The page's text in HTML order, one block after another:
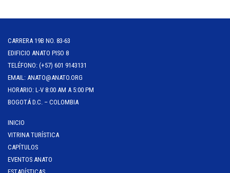
CARRERA 19B NO. 83-63
EDIFICIO ANATO PISO 8
TELÉFONO: (+57) 601 9143131
EMAIL: ANATO@ANATO.ORG
HORARIO: L-V 8:00 AM A 5:00 PM
BOGOTÁ D.C. – COLOMBIA
INICIO
VITRINA TURÍSTICA
CAPÍTULOS
EVENTOS ANATO